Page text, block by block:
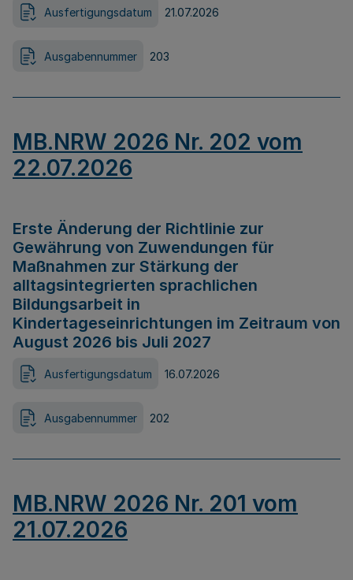
Ausfertigungsdatum 21.07.2026
Ausgabennummer 203
MB.NRW 2026 Nr. 202 vom
22.07.2026
Erste Änderung der Richtlinie zur
Gewährung von Zuwendungen für
Maßnahmen zur Stärkung der
alltagsintegrierten sprachlichen
Bildungsarbeit in
Kindertageseinrichtungen im Zeitraum von
August 2026 bis Juli 2027
Ausfertigungsdatum 16.07.2026
Ausgabennummer 202
MB.NRW 2026 Nr. 201 vom
21.07.2026